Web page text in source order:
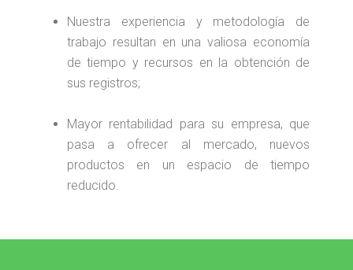
Nuestra experiencia y metodología de
trabajo resultan en una valiosa economía
de tiempo y recursos en la obtención de
sus registros;
Mayor rentabilidad para su empresa, que
pasa a ofrecer al mercado, nuevos
productos en un espacio de tiempo
reducido.